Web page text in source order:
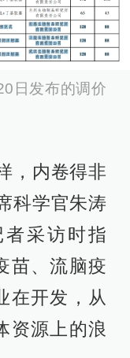
日发布的调价
，内卷得非
科学官朱涛
采访时指
苗、流脑疫
在开发，从
资源上的浪